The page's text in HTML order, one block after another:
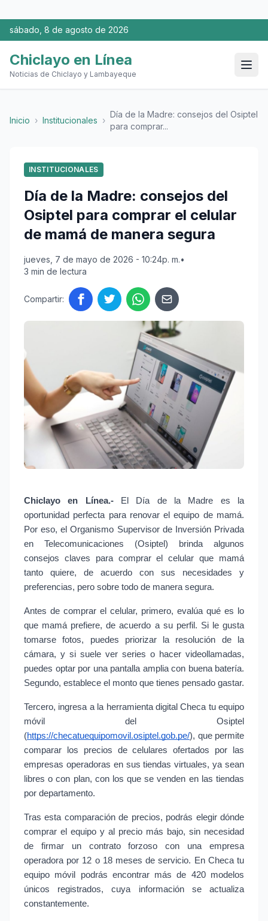
sábado, 8 de agosto de 2026
Chiclayo en Línea
Noticias de Chiclayo y Lambayeque
Inicio › Institucionales ›
Día de la Madre: consejos del Osiptel
para comprar...
INSTITUCIONALES
Día de la Madre: consejos del
Osiptel para comprar el celular
de mamá de manera segura
jueves, 7 de mayo de 2026 - 10:24p. m.•
3 min de lectura
Compartir:
Chiclayo en Línea.- El Día de la Madre es la
oportunidad perfecta para renovar el equipo de mamá.
Por eso, el Organismo Supervisor de Inversión Privada
en Telecomunicaciones (Osiptel) brinda algunos
consejos claves para comprar el celular que mamá
tanto quiere, de acuerdo con sus necesidades y
preferencias, pero sobre todo de manera segura.
Antes de comprar el celular, primero, evalúa qué es lo
que mamá prefiere, de acuerdo a su perfil. Si le gusta
tomarse fotos, puedes priorizar la resolución de la
cámara, y si suele ver series o hacer videollamadas,
puedes optar por una pantalla amplia con buena batería.
Segundo, establece el monto que tienes pensado gastar.
Tercero, ingresa a la herramienta digital Checa tu equipo
móvil del Osiptel
(https://checatuequipomovil.osiptel.gob.pe/), que permite
comparar los precios de celulares ofertados por las
empresas operadoras en sus tiendas virtuales, ya sean
libres o con plan, con los que se venden en las tiendas
por departamento.
Tras esta comparación de precios, podrás elegir dónde
comprar el equipo y al precio más bajo, sin necesidad
de firmar un contrato forzoso con una empresa
operadora por 12 o 18 meses de servicio. En Checa tu
equipo móvil podrás encontrar más de 420 modelos
únicos registrados, cuya información se actualiza
constantemente.